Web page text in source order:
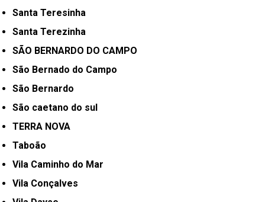
Santa Teresinha
Santa Terezinha
SÃO BERNARDO DO CAMPO
São Bernado do Campo
São Bernardo
São caetano do sul
TERRA NOVA
Taboão
Vila Caminho do Mar
Vila Conçalves